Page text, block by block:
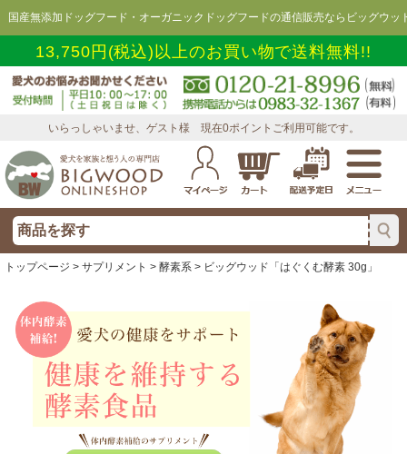
国産無添加ドッグフード・オーガニックドッグフードの通信販売ならビッグウッ
13,750円(税込)以上のお買い物で送料無料!!
いらっしゃいませ、ゲスト様 現在0ポイントご利用可能です。
トップページ > サプリメント > 酵素系 > ビッグウッド「はぐくむ酵素 30g」